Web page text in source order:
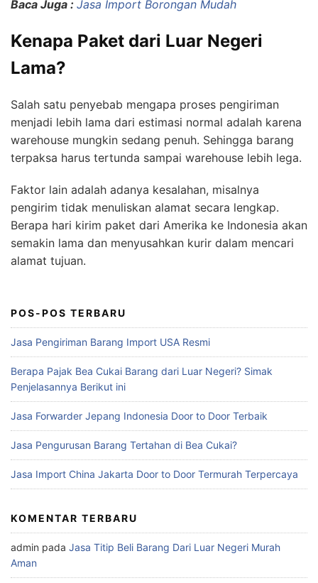
Baca Juga : Jasa Import Borongan Mudah
Kenapa Paket dari Luar Negeri
Lama?
Salah satu penyebab mengapa proses pengiriman
menjadi lebih lama dari estimasi normal adalah karena
warehouse mungkin sedang penuh. Sehingga barang
terpaksa harus tertunda sampai warehouse lebih lega.
Faktor lain adalah adanya kesalahan, misalnya
pengirim tidak menuliskan alamat secara lengkap.
Berapa hari kirim paket dari Amerika ke Indonesia akan
semakin lama dan menyusahkan kurir dalam mencari
alamat tujuan.
POS-POS TERBARU
Jasa Pengiriman Barang Import USA Resmi
Berapa Pajak Bea Cukai Barang dari Luar Negeri? Simak
Penjelasannya Berikut ini
Jasa Forwarder Jepang Indonesia Door to Door Terbaik
Jasa Pengurusan Barang Tertahan di Bea Cukai?
Jasa Import China Jakarta Door to Door Termurah Terpercaya
KOMENTAR TERBARU
admin pada Jasa Titip Beli Barang Dari Luar Negeri Murah
Aman